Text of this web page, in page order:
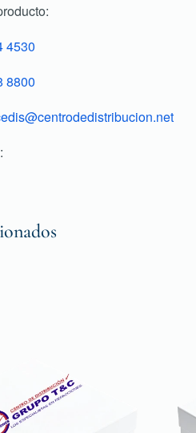
4530
8800